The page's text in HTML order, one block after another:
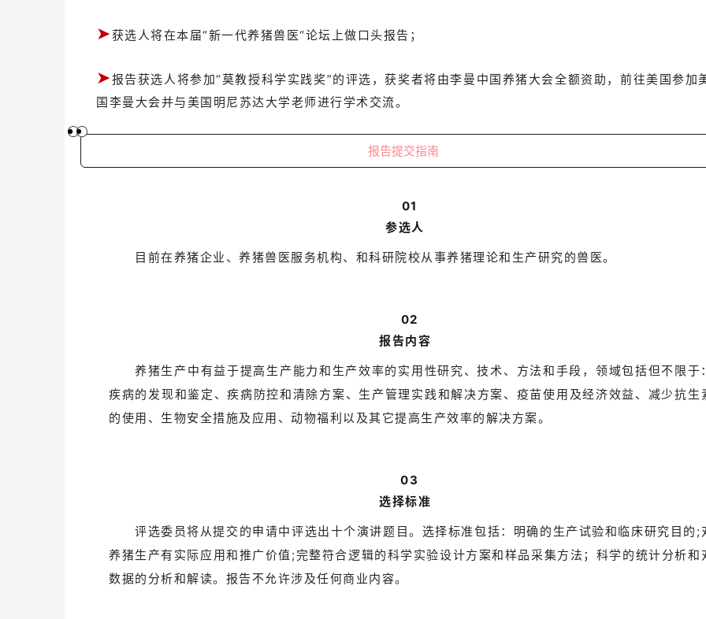
➤获选人将在本届“新一代养猪兽医“论坛上做口头报告；
➤报告获选人将参加“莫教授科学实践奖”的评选，获奖者将由李曼中国养猪大会全额资助，前往美国参加
国李曼大会并与美国明尼苏达大学老师进行学术交流。
报告提交指南
01
参选人
目前在养猪企业、养猪兽医服务机构、和科研院校从事养猪理论和生产研究的兽医。
02
报告内容
养猪生产中有益于提高生产能力和生产效率的实用性研究、技术、方法和手段，领域包括但不限于
疾病的发现和鉴定、疾病防控和清除方案、生产管理实践和解决方案、疫苗使用及经济效益、减少抗生
的使用、生物安全措施及应用、动物福利以及其它提高生产效率的解决方案。
03
选择标准
评选委员将从提交的申请中评选出十个演讲题目。选择标准包括：明确的生产试验和临床研究目的;
养猪生产有实际应用和推广价值;完整符合逻辑的科学实验设计方案和样品采集方法；科学的统计分析和
数据的分析和解读。报告不允许涉及任何商业内容。